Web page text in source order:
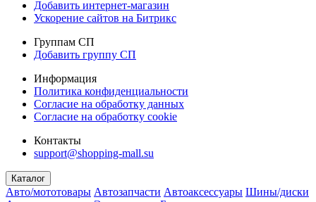
Добавить интернет-магазин
Ускорение сайтов на Битрикс
Группам СП
Добавить группу СП
Информация
Политика конфиденциальности
Согласие на обработку данных
Согласие на обработку cookie
Контакты
support@shopping-mall.su
Каталог
Авто/мототовары Автозапчасти Автоаксессуары Шины/диски